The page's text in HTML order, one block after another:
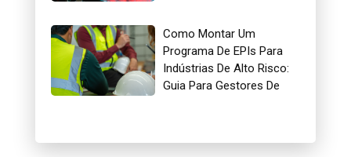
Como Montar Um
Programa De EPIs Para
Indústrias De Alto Risco:
Guia Para Gestores De